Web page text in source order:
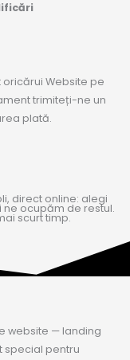
Website pe
trimiteți-ne un
plată.
direct online: alegi
ne ocupăm de restul.
scurt timp.
website — landing
special pentru